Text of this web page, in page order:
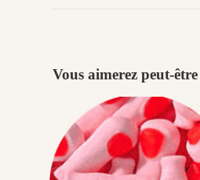
Vous aimerez peut-